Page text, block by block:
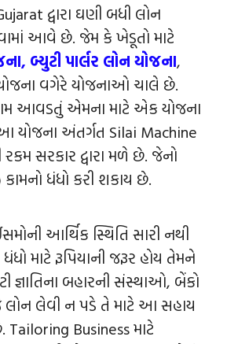
દ્વારા ઘણી બધી લોન
આવે છે. જેમ કે ખેડૂતો માટે
બ્યુટી પાર્લર લોન યોજના,
વગેરે યોજનાઓ ચાલે છે.
આવડતું એમના માટે એક યોજના
અંતર્ગત Silai Machine
રકમ સરકાર દ્વારા મળે છે. જેનો
ધંધો કરી શકાય છે.
આર્થિક સ્થિતિ સારી નથી
માટે રૂપિયાની જરૂર હોય તેમને
બહારની સંસ્થાઓ, બેંકો
લોન લેવી ન પડે તે માટે આ સહાય
Business માટે